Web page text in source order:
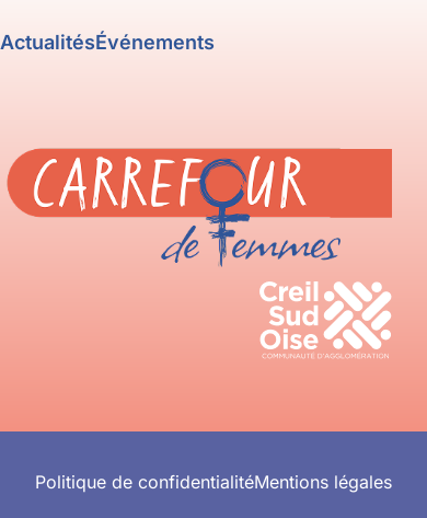
ActualitésÉvénements
Politique de confidentialitéMentions légales